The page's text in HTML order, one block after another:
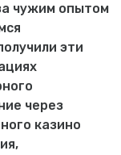
чужим опытом
эти
через
казино